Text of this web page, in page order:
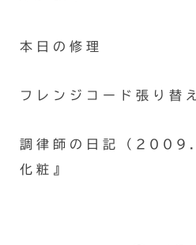
本日の修理
フレンジコード張り替え
調律師の日記（
化粧』